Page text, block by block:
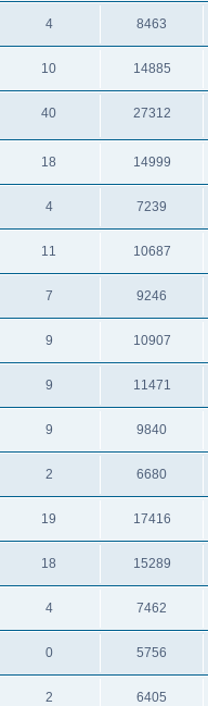
4 8463
10 14885
40 27312
18 14999
4 7239
11 10687
7 9246
9 10907
9 11471
9 9840
2 6680
19 17416
18 15289
4 7462
0 5756
2 6405